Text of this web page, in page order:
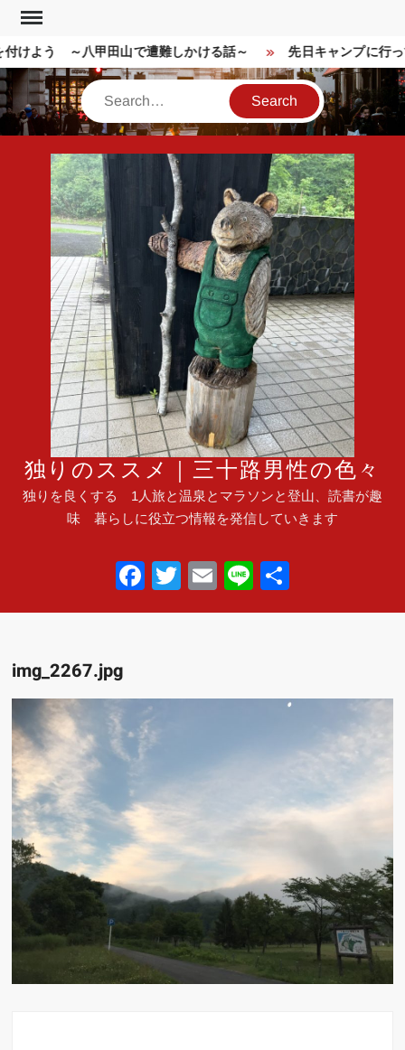
Skip
content
けよう ～八甲田山で遭難しかける話～ 先日キャンプに行
Search
独りのススメ｜三十路男性の色々
独りを良くする 1人旅と温泉とマラソンと登山、読書が趣
味 暮らしに役立つ情報を発信していきます
F
a
b
o
o
k
T
wi
E
m
Li
n 有
img_2267.jpg